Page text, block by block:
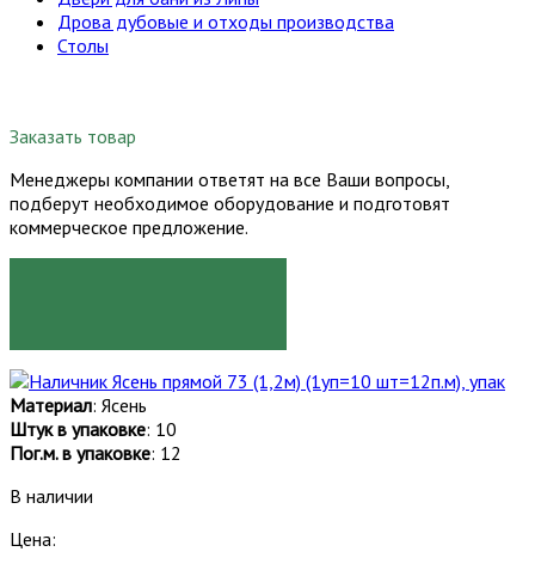
Дрова дубовые и отходы производства
Столы
Заказать товар
Менеджеры компании ответят на все Ваши вопросы,
подберут необходимое оборудование и подготовят
коммерческое предложение.
Материал: Ясень
Штук в упаковке: 10
Пог.м. в упаковке: 12
В наличии
Цена: